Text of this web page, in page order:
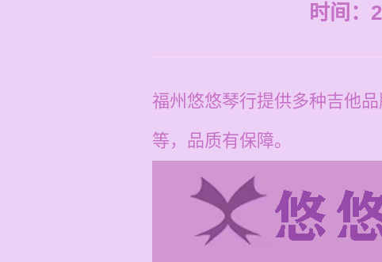
时间：
福州悠悠琴行提供多种吉他
等，品质有保障。